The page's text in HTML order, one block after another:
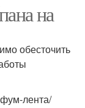
на
обесточить
лента/